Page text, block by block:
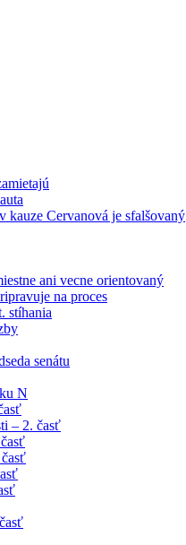
kauze Cervanová je sfalšovaný
ani vecne orientovaný
na proces
stíhania
senátu
N
– 2. časť